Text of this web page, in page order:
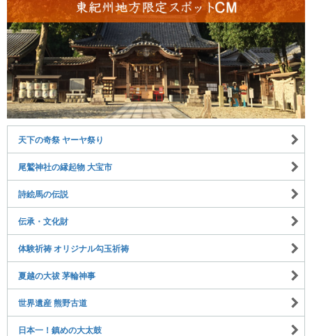
天下の奇祭 ヤーヤ祭り
尾鷲神社の縁起物 大宝市
詩絵馬の伝説
伝承・文化財
体験祈祷 オリジナル勾玉祈祷
夏越の大祓 茅輪神事
世界遺産 熊野古道
日本一！鎮めの大太鼓